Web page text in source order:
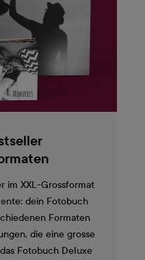
im XXL-Grossformat
dein Fotobuch
Formaten
die eine grosse
Fotobuch Deluxe